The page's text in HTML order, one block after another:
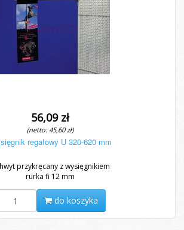
56,09 zł
(netto: 45,60 zł)
regałowy U 320-620 mm
przykręcany z wysięgnikiem
rurka fi 12 mm
do koszyka